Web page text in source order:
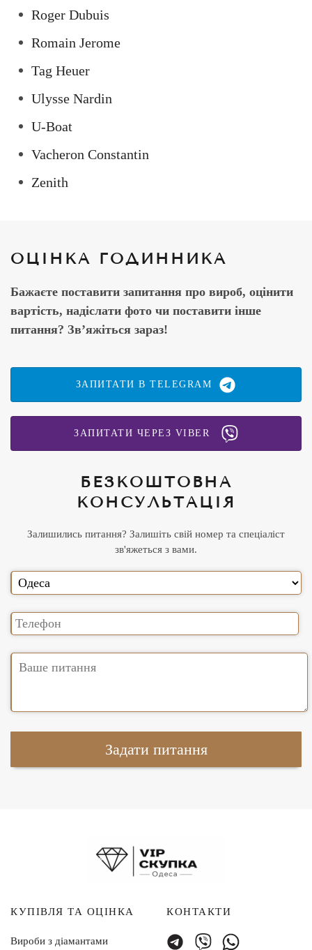
Roger Dubuis
Romain Jerome
Tag Heuer
Ulysse Nardin
U-Boat
Vacheron Constantin
Zenith
ОЦІНКА ГОДИННИКА
Бажаєте поставити запитання про вироб, оцінити
вартість, надіслати фото чи поставити інше
питання? Зв’яжіться зараз!
ЗАПИТАТИ В TELEGRAM
ЗАПИТАТИ ЧЕРЕЗ VIBER
БЕЗКОШТОВНА
КОНСУЛЬТАЦІЯ
Залишились питання? Залишіть свій номер та спеціаліст
зв'яжеться з вами.
КУПІВЛЯ ТА ОЦІНКА
Вироби з діамантами
КОНТАКТИ